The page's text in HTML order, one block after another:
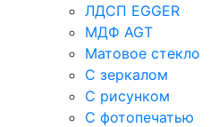
ЛДСП EGGER
МДФ AGT
Матовое стекло
С зеркалом
С рисунком
С фотопечатью